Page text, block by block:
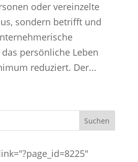
oder vereinzelte
sondern betrifft und
persönliche Leben
reduziert. Der...